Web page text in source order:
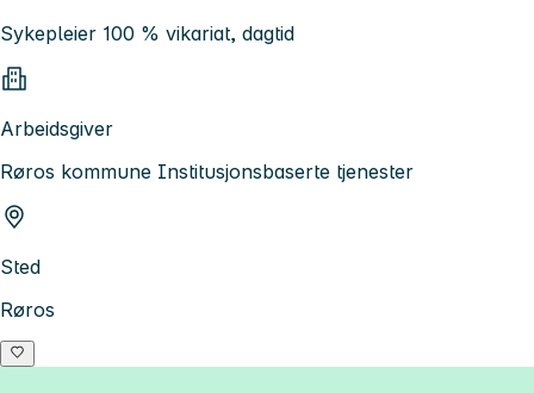
Sykepleier 100 % vikariat, dagtid
Arbeidsgiver
Røros kommune Institusjonsbaserte tjenester
Sted
Røros